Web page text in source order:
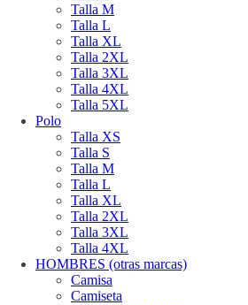
Talla M
Talla L
Talla XL
Talla 2XL
Talla 3XL
Talla 4XL
Talla 5XL
Polo
Talla XS
Talla S
Talla M
Talla L
Talla XL
Talla 2XL
Talla 3XL
Talla 4XL
HOMBRES (otras marcas)
Camisa
Camiseta